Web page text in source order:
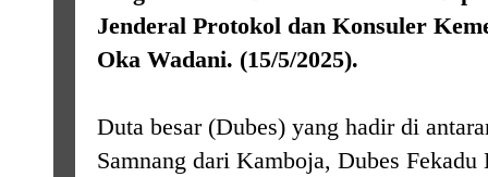
Jenderal Protokol dan Konsuler
Oka Wadani. (15/5/2025).
Duta besar (Dubes) yang hadir di
Samnang dari Kamboja, Dubes